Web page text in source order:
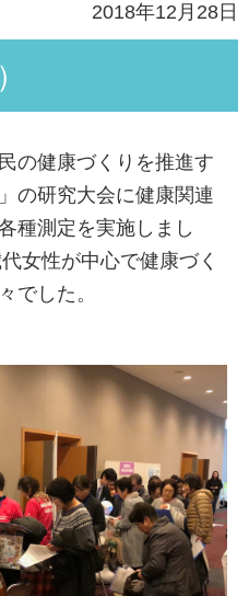
2018年12月28日
の健康づくりを推進す
の研究大会に健康関連
種測定を実施しまし
女性が中心で健康づく
でした。